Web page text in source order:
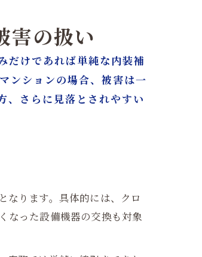
害の扱い
だけであれば単純な内装補
ンションの場合、被害は一
、さらに見落とされやすい
なります。具体的には、クロ
なった設備機器の交換も対象